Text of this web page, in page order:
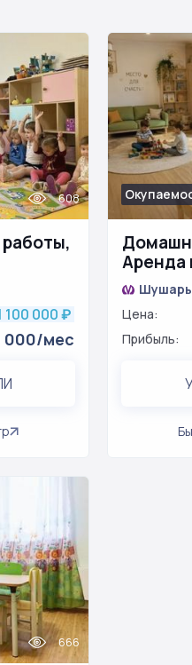
608
100 000 ₽
000/мес
Аренда
работы
Цена:
Прибыль:
666